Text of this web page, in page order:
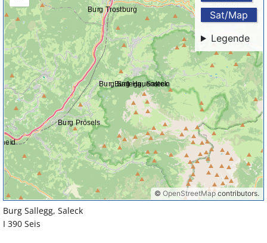
Burg Sallegg, Saleck
I 390 Seis